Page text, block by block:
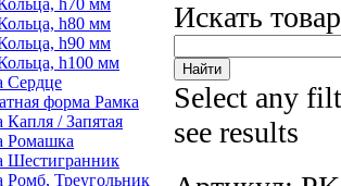
h80 мм
h90 мм
h100 мм
Сердце
форма Рамка
/ Запятая
Ромашка
Шестигранник
Треугольник
Искать
Select any
see results